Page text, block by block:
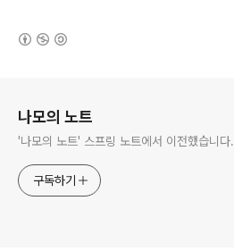
나모의 노트
'나모의 노트' 스프링 노트에서 이전했습니다.
구독하기